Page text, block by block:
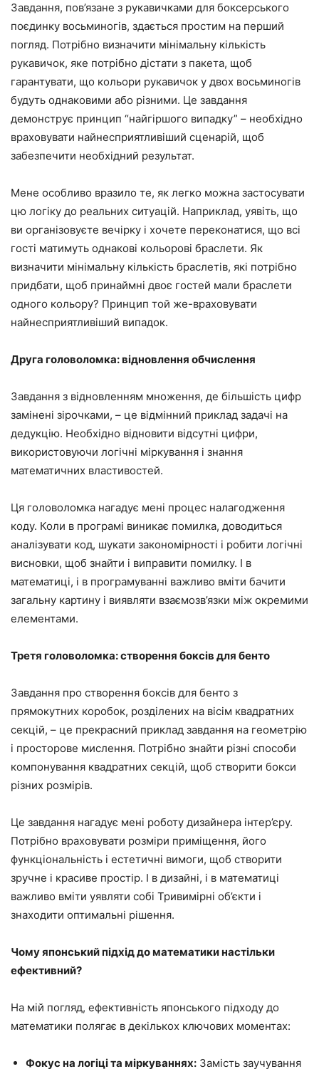
Завдання, пов’язане з рукавичками для боксерського
поєдинку восьминогів, здається простим на перший
погляд. Потрібно визначити мінімальну кількість
рукавичок, яке потрібно дістати з пакета, щоб
гарантувати, що кольори рукавичок у двох восьминогів
будуть однаковими або різними. Це завдання
демонструє принцип “найгіршого випадку” – необхідно
враховувати найнесприятливіший сценарій, щоб
забезпечити необхідний результат.
Мене особливо вразило те, як легко можна застосувати
цю логіку до реальних ситуацій. Наприклад, уявіть, що
ви організовуєте вечірку і хочете переконатися, що всі
гості матимуть однакові кольорові браслети. Як
визначити мінімальну кількість браслетів, які потрібно
придбати, щоб принаймні двоє гостей мали браслети
одного кольору? Принцип той же-враховувати
найнесприятливіший випадок.
Друга головоломка: відновлення обчислення
Завдання з відновленням множення, де більшість цифр
замінені зірочками, – це відмінний приклад задачі на
дедукцію. Необхідно відновити відсутні цифри,
використовуючи логічні міркування і знання
математичних властивостей.
Ця головоломка нагадує мені процес налагодження
коду. Коли в програмі виникає помилка, доводиться
аналізувати код, шукати закономірності і робити логічні
висновки, щоб знайти і виправити помилку. І в
математиці, і в програмуванні важливо вміти бачити
загальну картину і виявляти взаємозв’язки між окремими
елементами.
Третя головоломка: створення боксів для бенто
Завдання про створення боксів для бенто з
прямокутних коробок, розділених на вісім квадратних
секцій, – це прекрасний приклад завдання на геометрію
і просторове мислення. Потрібно знайти різні способи
компонування квадратних секцій, щоб створити бокси
різних розмірів.
Це завдання нагадує мені роботу дизайнера інтер’єру.
Потрібно враховувати розміри приміщення, його
функціональність і естетичні вимоги, щоб створити
зручне і красиве простір. І в дизайні, і в математиці
важливо вміти уявляти собі Тривимірні об’єкти і
знаходити оптимальні рішення.
Чому японський підхід до математики настільки
ефективний?
На мій погляд, ефективність японського підходу до
математики полягає в декількох ключових моментах:
Фокус на логіці та міркуваннях: Замість заучування